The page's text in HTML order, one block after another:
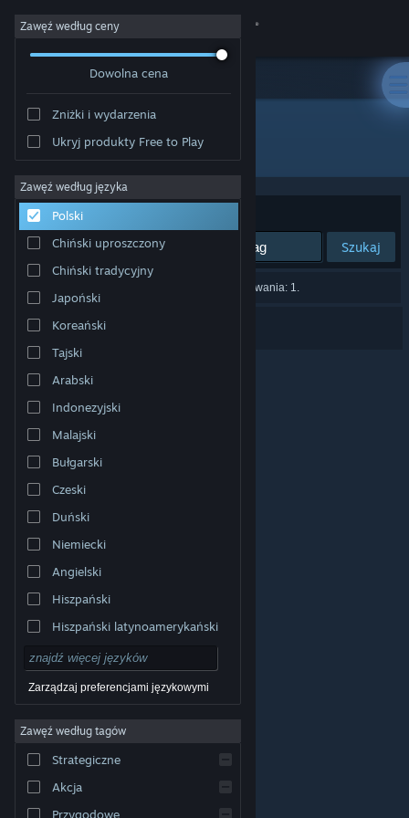
Zaloguj się
Społeczność
Informacje
Wsparcie
Zmień język
Pobierz aplikację mobilną Steam
Wersja przeglądarkowa
© Valve Corporation. Wszelkie prawa zastrzeżone.
właścicieli w Stanach Zjednoczonych i innych krajach.
dostępu
Umowa użytkownika Steam
pieniędzy |Ciasteczka
Zawęź według ceny
Dowolna cena
Zniżki i wydarzenia
Ukryj produkty Free to Play
Zawęź według języka
Polski
Chiński uproszczony
Chiński tradycyjny
Japoński
Koreański
Tajski
Arabski
Indonezyjski
Malajski
Bułgarski
Czeski
Duński
Niemiecki
Angielski
Hiszpański
Hiszpański latynoamerykański
Zarządzaj preferencjami językowymi
Zawęź według tagów
Strategiczne
Akcja
Przygodowe
Producent: Lonely Man
Sortuj według:
Szukaj
Liczba wyników pasujących do twojego wyszukiwania: 1.